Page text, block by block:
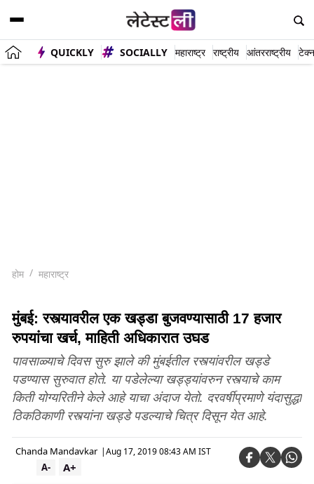
QUICKLY SOCIALLY महाराष्ट्र राष्ट्रीय आंतरराष्ट्रीय
होम महाराष्ट्र
मुंबई: रस्त्यावरील एक खड्डा बुजवण्यासाठी 17 हजार
रुपयांचा खर्च, माहिती अधिकारात उघड
पावसाळ्याचे दिवस सुरु झाले की मुंबईतील रस्त्यांवरील खड्डे
पडण्यास सुरुवात होते. या पडेलेल्या खड्ड्यांवरुन रस्त्याचे काम
किती योग्यरितीने केले आहे याचा अंदाज येतो. दरवर्षीप्रमाणे यंदासुद्धा
ठिकठिकाणी रस्त्यांना खड्डे पडल्याचे चित्र दिसून येत आहे.
Chanda Mandavkar |Aug 17, 2019 08:43 AM IST
A+
A-